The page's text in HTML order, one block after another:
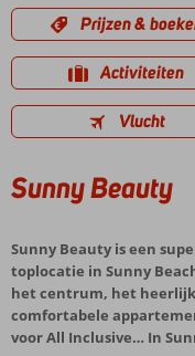
Prijzen &
Activiteiten
Vlucht
Sunny Beauty
Sunny Beauty is een
toplocatie in Sunny
het centrum, het
comfortabele
voor All Inclusive… In